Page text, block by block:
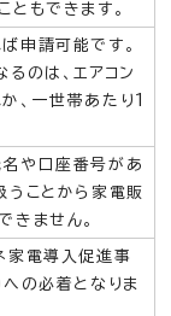
ともできます。
申請可能です。
のは、エアコン
、一世帯あたり1
や口座番号があ
うことから家電販
きません。
家電導入促進事
への必着となりま